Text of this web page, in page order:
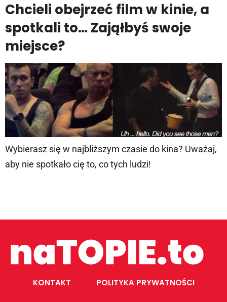
Chcieli obejrzeć film w kinie, a
spotkali to… Zająłbyś swoje
miejsce?
Wybierasz się w najbliższym czasie do kina? Uważaj,
aby nie spotkało cię to, co tych ludzi!
KONTAKT POLITYKA PRYWATNOŚCI